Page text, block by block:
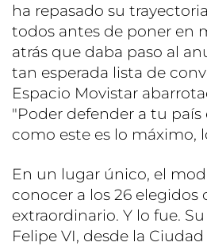
ha repasado su
todos antes de poner en
atrás que daba paso al
tan esperada lista de
Espacio Movistar
"Poder defender a tu
como este es lo máximo,
En un lugar único, el
conocer a los 26 elegidos
extraordinario. Y lo fue.
Felipe VI, desde la